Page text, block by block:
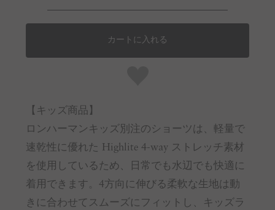
カートに入れる
【キッズ商品】
ロンハーマンキッズ別注のショーツは、軽量で
速乾性に優れた Highlite 4-way ストレッチ素材
を使用しているため、日常でも水辺でも快適に
着用できます。4方向に伸びる柔軟な生地は動
きに合わせてスムーズにフィットし、キッズラ